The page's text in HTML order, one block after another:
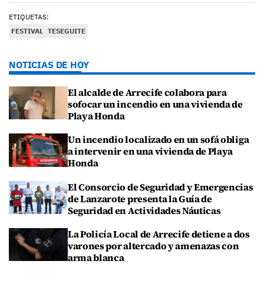
ETIQUETAS:
FESTIVAL TESEGUITE
NOTICIAS DE HOY
El alcalde de Arrecife colabora para
sofocar un incendio en una vivienda de
Playa Honda
Un incendio localizado en un sofá obliga
a intervenir en una vivienda de Playa
Honda
El Consorcio de Seguridad y Emergencias
de Lanzarote presenta la Guía de
Seguridad en Actividades Náuticas
La Policía Local de Arrecife detiene a dos
varones por altercado y amenazas con
arma blanca